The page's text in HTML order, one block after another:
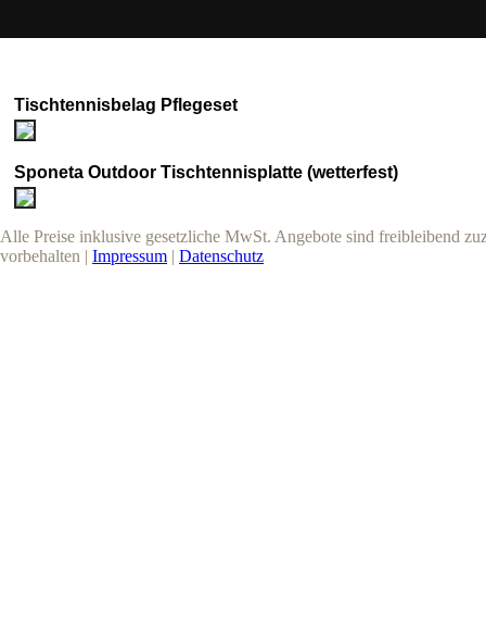
Tischtennisbelag Pflegeset
Sponeta Outdoor Tischtennisplatte (wetterfest)
Alle Preise inklusive gesetzliche MwSt. Angebote sind freibleibend
vorbehalten | Impressum | Datenschutz